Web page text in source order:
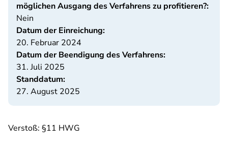
möglichen Ausgang des Verfahrens zu profitieren?:
Nein
Datum der Einreichung:
20. Februar 2024
Datum der Beendigung des Verfahrens:
31. Juli 2025
Standdatum:
27. August 2025
Verstoß: §11 HWG